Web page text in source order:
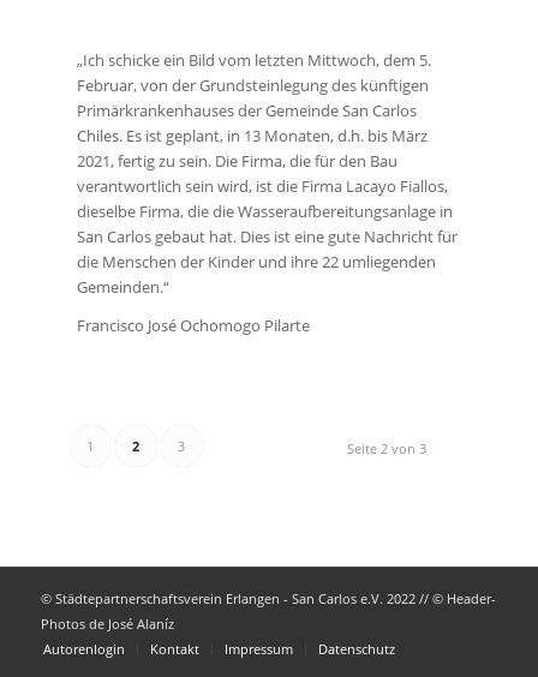
„Ich schicke ein Bild vom letzten Mittwoch, dem 5.
Februar, von der Grundsteinlegung des künftigen
Primärkrankenhauses der Gemeinde San Carlos
Chiles. Es ist geplant, in 13 Monaten, d.h. bis März
2021, fertig zu sein. Die Firma, die für den Bau
verantwortlich sein wird, ist die Firma Lacayo Fiallos,
dieselbe Firma, die die Wasseraufbereitungsanlage in
San Carlos gebaut hat. Dies ist eine gute Nachricht für
die Menschen der Kinder und ihre 22 umliegenden
Gemeinden.“
Francisco José Ochomogo Pilarte
Seite 2 von 3
1 2 3
© Städtepartnerschaftsverein Erlangen - San Carlos e.V. 2022 // © Header-
Photos de José Alaníz
Autorenlogin
Kontakt Impressum Datenschutz